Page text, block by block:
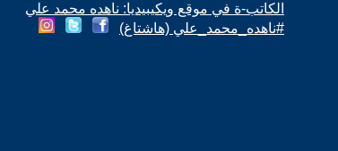
الكاتب-ة في موقع ويكيبيديا: ناهده محمد علي
#ناهده_محمد_علي (هاشتاغ)